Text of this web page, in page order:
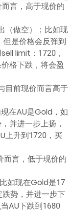
言，高于现价的
（做空）；比如现
是价格会反弹到
limit：1720，
格下跌，将会盈
目前现价而言高于
在AU是Gold，如
并进一步上扬，
上升到1720，买
言，低于现价的
如现在Gold是17
势，并进一步下
AU下跌到1680